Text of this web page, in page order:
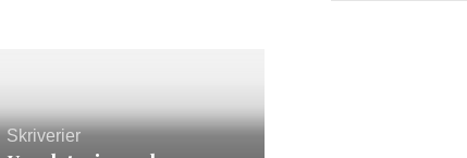
Skriverier